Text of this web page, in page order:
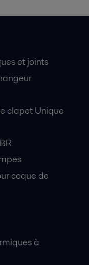
et joints
clapet Unique
coque de
à